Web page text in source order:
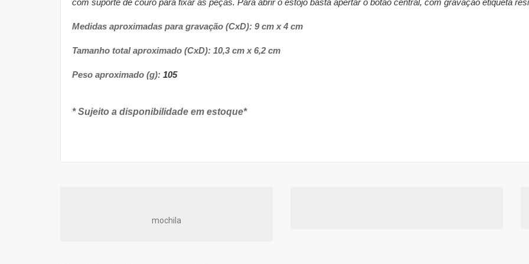
Medidas aproximadas para gravação (CxD): 9 cm x 4 cm
Tamanho total aproximado (CxD): 10,3 cm x 6,2 cm
Peso aproximado (g): 105
* Sujeito a disponibilidade em estoque*
mochila